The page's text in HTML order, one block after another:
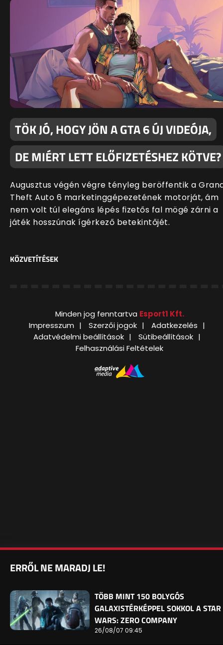
TÖK JÓ, HOGY JÖN A GTA 6 ÚJ VIDEÓJA,
DE MIÉRT LETT ELŐFIZETÉSHEZ KÖTVE?
Augusztus végén végre tényleg beröffentik a
Theft Auto 6 marketinggépezetének motorját, ám
nem volt túl elegáns lépés fizetős fal mögé zárni a
játék hosszúnak ígérkező betekintőjét.
KÖZVETÍTÉSEK
Minden jog fenntartva Esport1 Kft.
Impresszum
Szerzői jogok
Adatkezelés
Adatvédelmi beállítások
Sütibeállítások
Felhasználási Feltételek
ERRŐL NE MARADJ LE!
TÖBB MINT 150 BOLYGÓS
GALAXISTÉRKÉPPEL SOKKOL A STAR
WARS: ZERO COMPANY
26/08/07 09:45